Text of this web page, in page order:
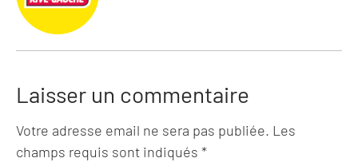
Laisser un commentaire
Votre adresse email ne sera pas publiée. Les
champs requis sont indiqués *